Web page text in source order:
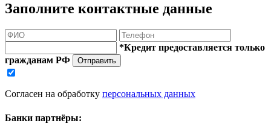
Заполните контактные данные
*Кредит предоставляется только
гражданам РФ
Отправить
Согласен на обработку персональных данных
Банки партнёры: